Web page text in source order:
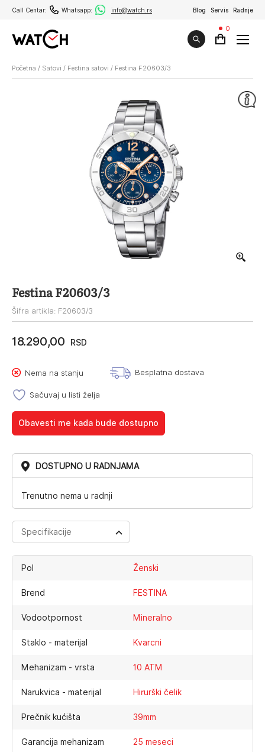
Call Centar: Whatsapp: info@watch.rs Blog Servis Radnje
0
Početna / Satovi / Festina satovi / Festina F20603/3
Festina F20603/3
Šifra artikla: F20603/3
18.290,00 RSD
Nema na stanju Besplatna dostava
Sačuvaj u listi želja
Obavesti me kada bude dostupno
DOSTUPNO U RADNJAMA
Trenutno nema u radnji
Specifikacije
Pol Ženski
Brend FESTINA
Vodootpornost Mineralno
Staklo - materijal Kvarcni
Mehanizam - vrsta 10 ATM
Narukvica - materijal Hirurški čelik
Prečnik kućišta 39mm
Garancija mehanizam 25 meseci